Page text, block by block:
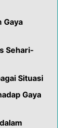
Gaya
Sehari-
Situasi
Gaya